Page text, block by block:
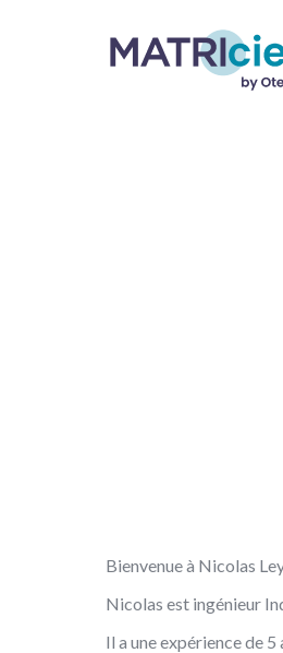
Bienvenue à Nicolas
Nicolas est ingénieur
Il a une expérience de